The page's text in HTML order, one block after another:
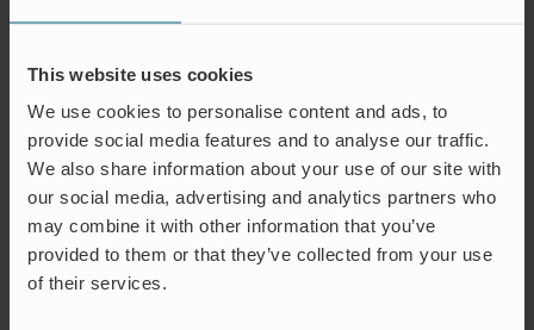
This website uses cookies
We use cookies to personalise content and ads, to
provide social media features and to analyse our traffic.
We also share information about your use of our site with
our social media, advertising and analytics partners who
may combine it with other information that you’ve
provided to them or that they’ve collected from your use
of their services.
EINSATZGEBIET
HOCHWASSERSCHUTZ
Immer häufiger erleben wir
Starkregen und extreme